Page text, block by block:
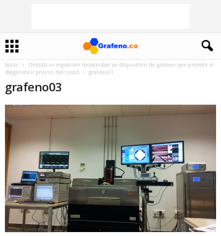
Inicio
Científicos españoles desarrollan un dispositivo de grafeno que permite el
diagnóstico precoz del Covid
grafeno03
grafeno03